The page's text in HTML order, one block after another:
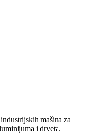
mašina za
i drveta.